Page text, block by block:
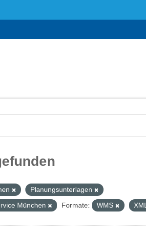
Planungsunterlagen
München Formate: WMS XML